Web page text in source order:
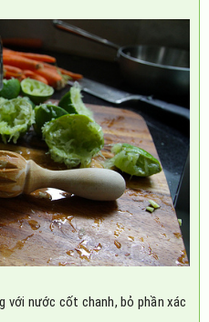
với nước cốt chanh, bỏ phần xác